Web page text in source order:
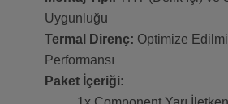
Uygunluğu
Termal Direnç: Optimize
Performansı
Paket İçeriği: